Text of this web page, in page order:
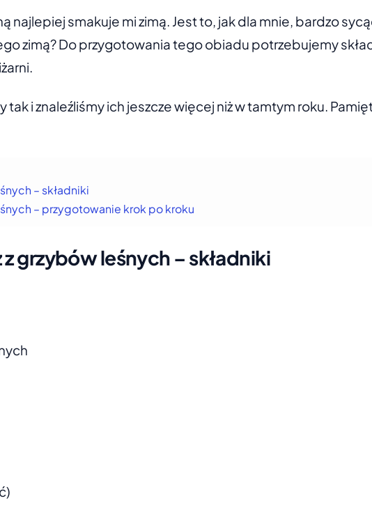
najlepiej smakuje mi zimą. Jest to, jak dla mnie, bardzo
zimą? Do przygotowania tego obiadu potrzebujemy
i znaleźliśmy ich jeszcze więcej niż w tamtym roku.
– składniki
– przygotowanie krok po kroku
z grzybów leśnych – składniki